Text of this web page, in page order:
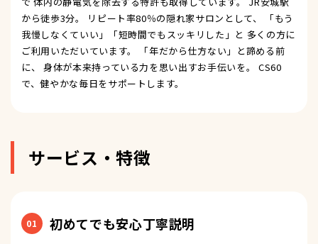
から徒歩3分。 リピート率80％の隠れ家サロンとして、 「もう
我慢しなくていい」「短時間でもスッキリした」と 多くの方に
ご利用いただいています。 「年だから仕方ない」と諦める前
に、 身体が本来持っている力を思い出すお手伝いを。 CS60
で、健やかな毎日をサポートします。
サービス・特徴
01 初めてでも安心丁寧説明